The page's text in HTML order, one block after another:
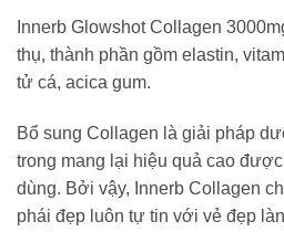
Innerb Glowshot Collagen
thụ, thành phần gồm elastin,
tử cá, acica gum.
Bổ sung Collagen là giải pháp
trong mang lại hiệu quả cao
dùng. Bởi vậy, Innerb Collagen
phái đẹp luôn tự tin với vẻ đẹp